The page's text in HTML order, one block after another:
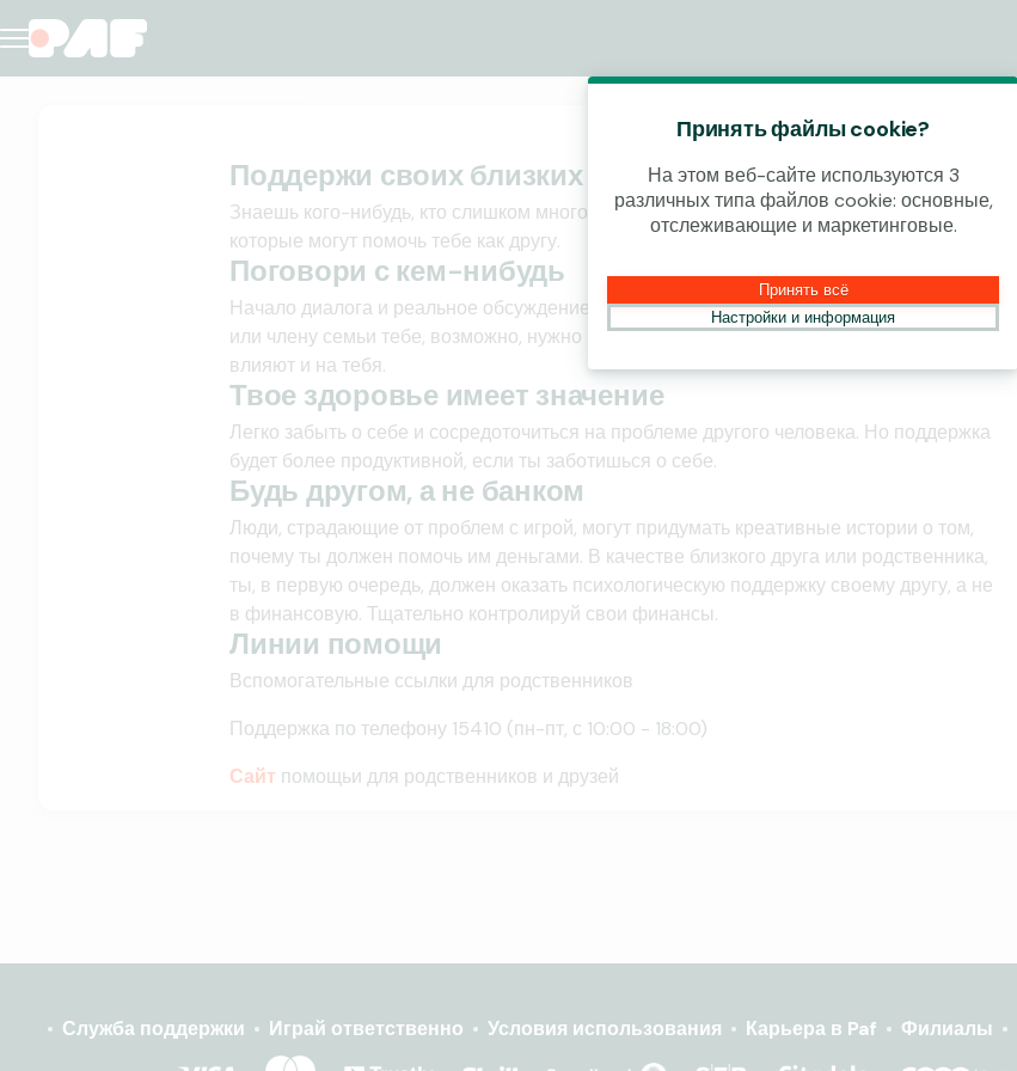
Поддержи своих близких
Знаешь кого-нибудь, кто слишком много играет? У нас есть несколько советов,
которые могут помочь тебе как другу.
Поговори с кем-нибудь
Начало диалога и реальное обсуждение проблемы – важный первый шаг. Как другу
или члену семьи тебе, возможно, нужно поговорить о проблемах, потому что они
влияют и на тебя.
Твое здоровье имеет значение
Легко забыть о себе и сосредоточиться на проблеме другого человека. Но поддержка
будет более продуктивной, если ты заботишься о себе.
Будь другом, а не банком
Люди, страдающие от проблем с игрой, могут придумать креативные истории о том,
почему ты должен помочь им деньгами. В качестве близкого друга или родственника,
ты, в первую очередь, должен оказать психологическую поддержку своему другу, а не
в финансовую. Тщательно контролируй свои финансы.
Линии помощи
Вспомогательные ссылки для родственников
Поддержка по телефону 15410 (пн-пт, с 10:00 - 18:00)
Сайт помощьи для родственников и друзей
Служба поддержки Играй ответственно Условия использования Карьера в Paf Филиалы
Принять файлы cookie?
На этом веб-сайте используются 3
различных типа файлов cookie: основные,
отслеживающие и маркетинговые.
Принять всё
Настройки и информация